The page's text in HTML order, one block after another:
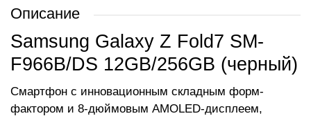
Описание
Samsung Galaxy Z Fold7 SM-
F966B/DS 12GB/256GB (черный)
Смартфон с инновационным складным форм-
фактором и 8-дюймовым AMOLED-дисплеем,